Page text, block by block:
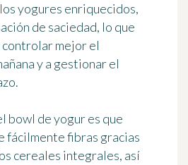
yogures enriquecidos,
de saciedad, lo que
controlar mejor el
y a gestionar el
bowl de yogur es que
fácilmente fibras gracias
cereales integrales, así